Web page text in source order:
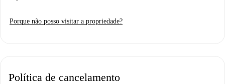
todos os proprietários da Spotahome passam por processos completos de
Street, todas a uma curta distância a pé. Outros locais próximos incluem
Porque não posso visitar a propriedade?
Política de cancelamento